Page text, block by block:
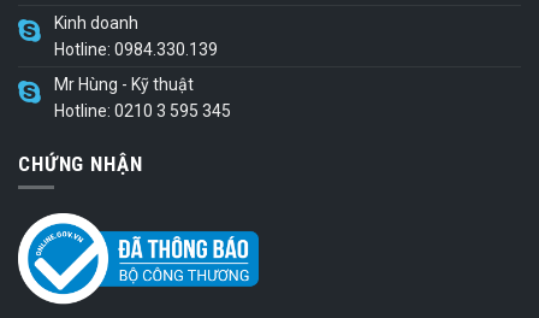
Kinh doanh
Hotline: 0984.330.139
Mr Hùng - Kỹ thuật
Hotline: 0210 3 595 345
CHỨNG NHẬN